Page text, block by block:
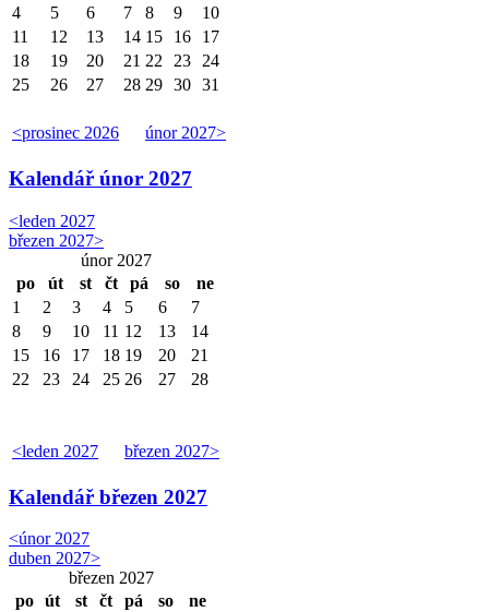
<prosinec 2026 únor 2027>
4
5 6 7 8 9
10
11
12 13 14 15 16
17
18
19 20 21 22 23 24
25
26 27 28 29 30 31
Kalendář únor 2027
<leden 2027
březen 2027>
únor 2027
po
út st čt pá so ne
<leden 2027 březen 2027>
1 2 3 4 5 6
7
8
9 10 11 12 13
14
15
16 17 18 19 20
21
22
23 24 25 26 27 28
Kalendář březen 2027
<únor 2027
duben 2027>
březen 2027
po
út st čt pá so ne